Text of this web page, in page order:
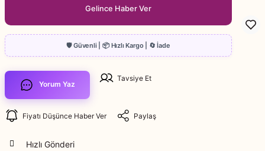
Gelince Haber Ver
Yorum Yaz
Tavsiye Et
Fiyatı Düşünce Haber Ver Paylaş
Hızlı Gönderi